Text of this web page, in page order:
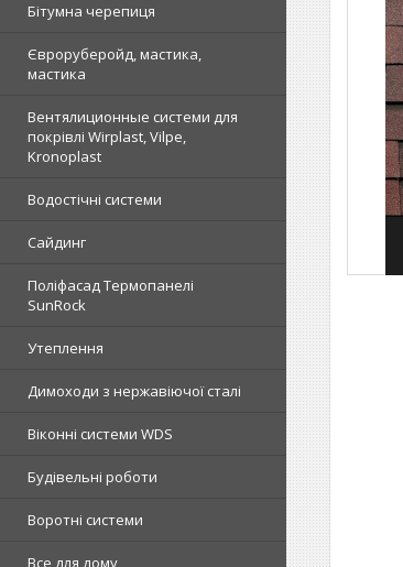
Бітумна черепиця
Євроруберойд, мастика,
мастика
Вентялиционные системи для
покрівлі Wirplast, Vilpe,
Kronoplast
Водостічні системи
Сайдинг
Поліфасад Термопанелі
SunRock
Утеплення
Димоходи з нержавіючої сталі
Віконні системи WDS
Будівельні роботи
Воротні системи
Все для дому